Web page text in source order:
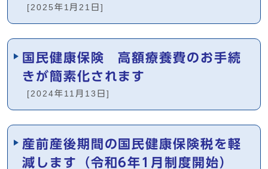
[2025年1月21日]
国民健康保険 高額療養費のお手続
きが簡素化されます
[2024年11月13日]
産前産後期間の国民健康保険税を軽
減します（令和6年1月制度開始）